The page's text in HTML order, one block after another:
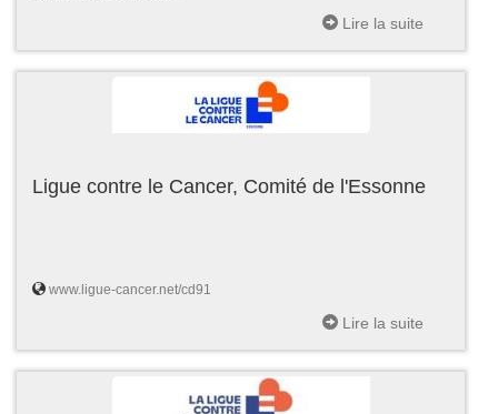
Lire la suite
Ligue contre le Cancer, Comité de l'Essonne
www.ligue-cancer.net/cd91
Lire la suite